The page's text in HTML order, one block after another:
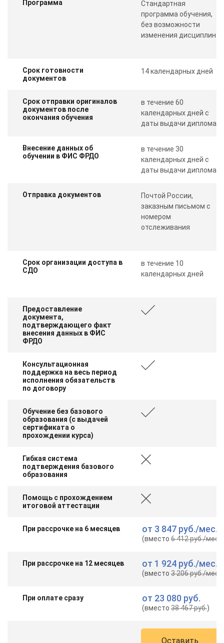
Программа
Стандартная
программа обучения,
без возможности
изменения дисциплин
Срок готовности
документов
14 календарных дней
Срок отправки оригиналов
документов после
окончания обучения
в течение 60
календарных дней с
даты выдачи диплома
Внесение данных об
обучении в ФИС ФРДО
в течение 30
календарных дней с
даты выдачи диплома
Отправка документов
Почтой России,
заказным письмом с
номером
отслеживания
Срок организации доступа в
СДО
в течение 10
календарных дней
Предоставление
документа,
подтверждающего факт
внесения данных в ФИС
ФРДО
Консультационная
поддержка на весь период
исполнения обязательств
по договору
Обучение без базового
образования (с выдачей
сертификата о
прохождении курса)
Гибкая система
подтверждения базового
образования
Помощь с прохождением
итоговой аттестации
При рассрочке на 6 месяцев от 3 847 руб./мес.
(вместо6 412 руб./мес.
При рассрочке на 12 месяцев от 1 924 руб./мес.
(вместо3 206 руб./мес.
При оплате сразу от 23 080 руб.
(вместо38 467 руб.)
Оставить